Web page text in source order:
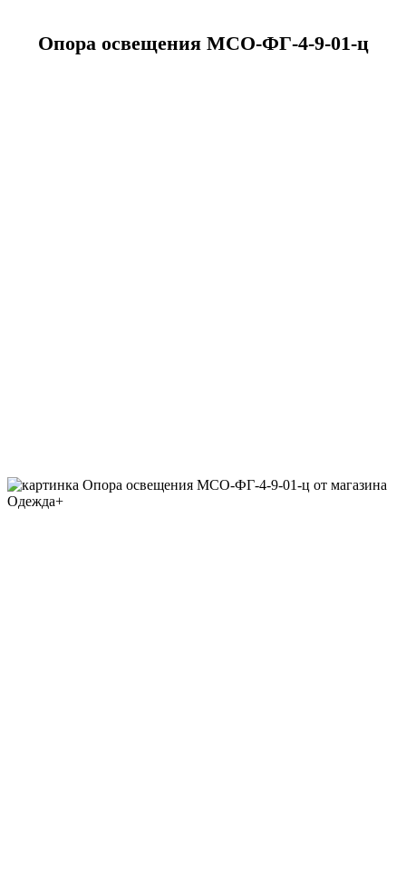
Опора освещения МСО-ФГ-4-9-01-ц